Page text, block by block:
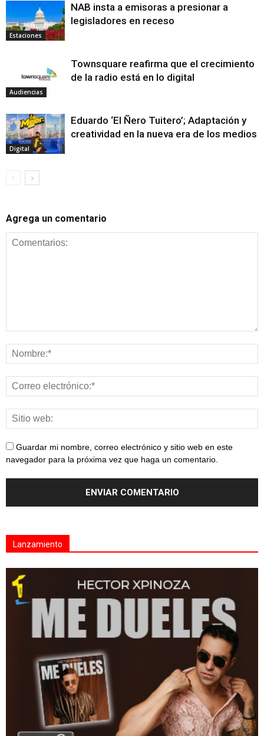
Estaciones
NAB insta a emisoras a presionar a
legisladores en receso
Audiencias
Townsquare reafirma que el crecimiento
de la radio está en lo digital
Digital
Eduardo ‘El Ñero Tuitero’; Adaptación y
creatividad en la nueva era de los medios
Agrega un comentario
Guardar mi nombre, correo electrónico y sitio web en este
navegador para la próxima vez que haga un comentario.
Lanzamiento